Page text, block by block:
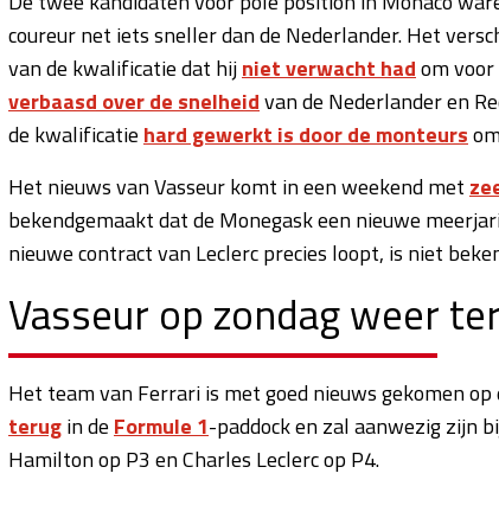
coureur net iets sneller dan de Nederlander. Het
van de kwalificatie dat hijniet verwacht hadom
verbaasd over de snelheidvan de Nederlander en
de kwalificatie hard gewerkt is door de monteurs
Het nieuws van Vasseur komt in een weekend met
bekendgemaakt dat de Monegask een nieuwe
nieuwe contract van Leclerc precies loopt, is niet
Vasseur op zondag weer
Het team van Ferrari is met goed nieuws gekomen op
terugin de Formule 1-paddock en zal aanwezig zijn
Hamilton op P3 en Charles Leclerc op P4.